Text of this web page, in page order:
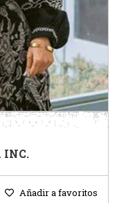
INC.
Añadir a favoritos